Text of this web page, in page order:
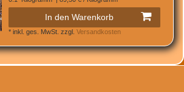
In den Warenkorb
* inkl. ges. MwSt. zzgl. Versandkosten